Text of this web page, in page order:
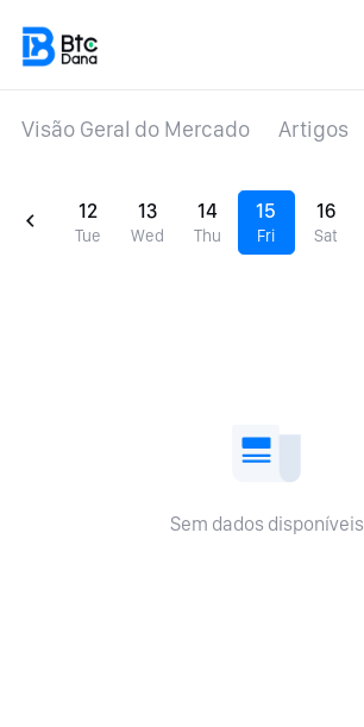
Visão Geral do Mercado Artigos
12
Tue
13
Wed
14
Thu
15
Fri
16
Sat
Sem dados disponíveis